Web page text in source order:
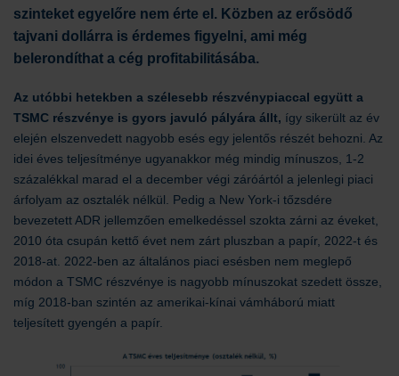
szinteket egyelőre nem érte el. Közben az erősödő
tajvani dollárra is érdemes figyelni, ami még
belerondíthat a cég profitabilitásába.
Az utóbbi hetekben a szélesebb részvénypiaccal együtt a
TSMC részvénye is gyors javuló pályára állt, így sikerült az év
elején elszenvedett nagyobb esés egy jelentős részét behozni. Az
idei éves teljesítménye ugyanakkor még mindig mínuszos, 1-2
százalékkal marad el a december végi záróártól a jelenlegi piaci
árfolyam az osztalék nélkül. Pedig a New York-i tőzsdére
bevezetett ADR jellemzően emelkedéssel szokta zárni az éveket,
2010 óta csupán kettő évet nem zárt pluszban a papír, 2022-t és
2018-at. 2022-ben az általános piaci esésben nem meglepő
módon a TSMC részvénye is nagyobb mínuszokat szedett össze,
míg 2018-ban szintén az amerikai-kínai vámháború miatt
teljesített gyengén a papír.